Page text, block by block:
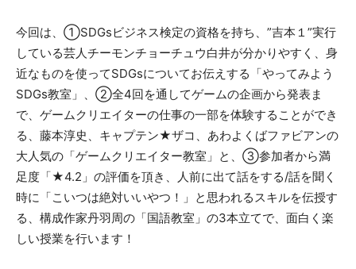
今回は、①SDGsビジネス検定の資格を持ち、”吉本１”実行
している芸人チーモンチョーチュウ白井が分かりやすく、身
近なものを使ってSDGsについてお伝えする「やってみよう
SDGs教室」、➁全4回を通してゲームの企画から発表ま
で、ゲームクリエイターの仕事の一部を体験することができ
る、藤本淳史、キャプテン★ザコ、あわよくばファビアンの
大人気の「ゲームクリエイター教室」と、③参加者から満
足度「★4.2」の評価を頂き、人前に出て話をする/話を聞く
時に「こいつは絶対いいやつ！」と思われるスキルを伝授す
る、構成作家丹羽周の「国語教室」の3本立てで、面白く楽
しい授業を行います！